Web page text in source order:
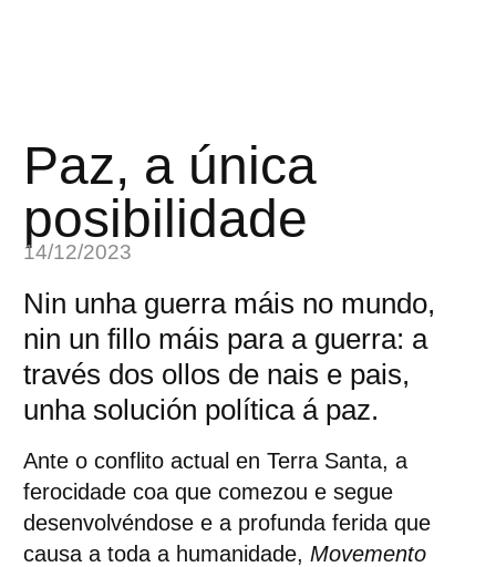
Paz, a única
posibilidade
14/12/2023
Nin unha guerra máis no mundo,
nin un fillo máis para a guerra: a
través dos ollos de nais e pais,
unha solución política á paz.
Ante o conflito actual en Terra Santa, a
ferocidade coa que comezou e segue
desenvolvéndose e a profunda ferida que
causa a toda a humanidade, Movemento